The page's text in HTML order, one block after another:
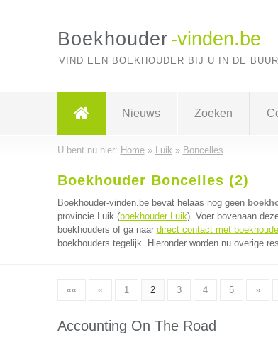
Boekhouder -vinden.be
VIND EEN BOEKHOUDER BIJ U IN DE
Nieuws Zoeken
U bent nu hier: Home» Luik » Boncelles
Boekhouder Boncelles (2)
Boekhouder-vinden.be bevat helaas nog geen
provincie Luik (boekhouder Luik). Voer bovenaan
boekhouders of ga naar direct contact met
boekhouders tegelijk. Hieronder worden nu overige
«« « 1 2 3 4 5 »
Accounting On The Road